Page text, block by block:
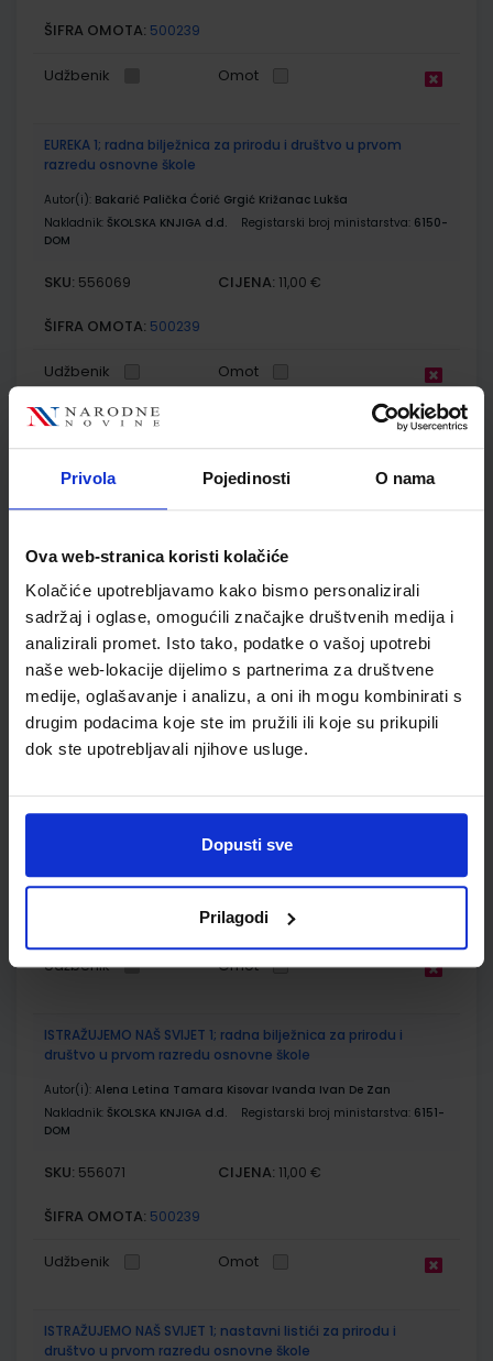
Privola Pojedinosti O nama
Ova web-stranica koristi kolačiće
Kolačiće upotrebljavamo kako bismo personalizirali
sadržaj i oglase, omogućili značajke društvenih medija i
analizirali promet. Isto tako, podatke o vašoj upotrebi
naše web-lokacije dijelimo s partnerima za društvene
medije, oglašavanje i analizu, a oni ih mogu kombinirati s
drugim podacima koje ste im pružili ili koje su prikupili
dok ste upotrebljavali njihove usluge.
Dopusti sve
Prilagodi
ŠIFRA OMOTA: 500239
Udžbenik Omot
EUREKA 1; radna bilježnica za prirodu i društvo u prvom
razredu osnovne škole
Autor(i): Bakarić Palička Ćorić Grgić Križanac Lukša
Nakladnik: ŠKOLSKA KNJIGA d.d. Registarski broj ministarstva: 6150-
DOM
SKU: 556069 CIJENA: 11,00 €
ŠIFRA OMOTA: 500239
Udžbenik Omot
ŠIFRA OMOTA:
Udžbenik
ISTRAŽUJEMO NAŠ SVIJET 1; udžbenik prirode i društva s
dodatnim digitalnim sadržajima u prvom razredu osnovne
Autor(i):Alena Letina Tamara Kisovar Ivanda Ivan De Zan
SKU:556070 CIJENA:10,50 €
Udžbenik Omot
ISTRAŽUJEMO NAŠ SVIJET 1; radna bilježnica za prirodu i
društvo u prvom razredu osnovne škole
Autor(i): Alena Letina Tamara Kisovar Ivanda Ivan De Zan
Nakladnik: ŠKOLSKA KNJIGA d.d. Registarski broj ministarstva: 6151-
DOM
SKU: 556071 CIJENA: 11,00 €
ŠIFRA OMOTA: 500239
Udžbenik Omot
ISTRAŽUJEMO NAŠ SVIJET 1; nastavni listići za prirodu i
društvo u prvom razredu osnovne škole